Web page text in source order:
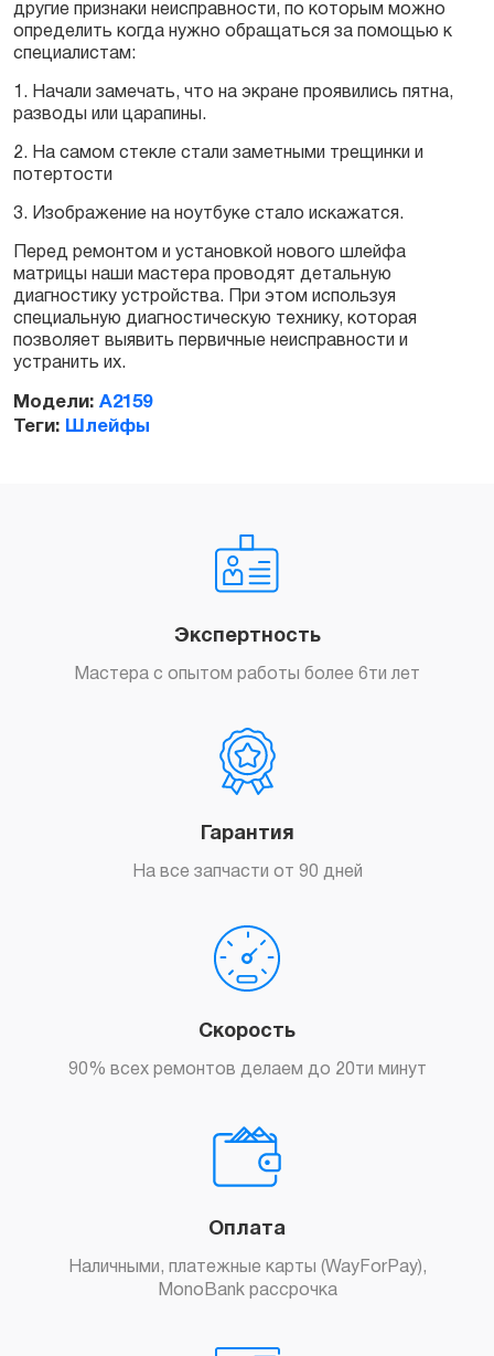
другие признаки неисправности, по которым можно
определить когда нужно обращаться за помощью к
специалистам:
1. Начали замечать, что на экране проявились пятна,
разводы или царапины.
2. На самом стекле стали заметными трещинки и
потертости
3. Изображение на ноутбуке стало искажатся.
Перед ремонтом и установкой нового шлейфа
матрицы наши мастера проводят детальную
диагностику устройства. При этом используя
специальную диагностическую технику, которая
позволяет выявить первичные неисправности и
устранить их.
Модели: A2159
Теги: Шлейфы
Экспертность
Мастера с опытом работы более 6ти лет
Гарантия
На все запчасти от 90 дней
Скорость
90% всех ремонтов делаем до 20ти минут
Оплата
Наличными, платежные карты (WayForPay),
MonoBank рассрочка